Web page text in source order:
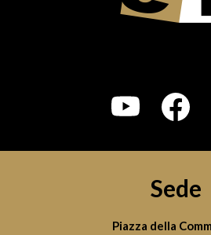
Sede
Piazza della